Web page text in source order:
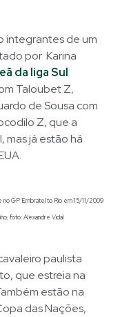
integrantes de um
por Karina
da liga Sul
Taloubet Z,
de Sousa com
Z, que a
mas já estão há
no GP Embratel to Rio em 15/11/2009
foto: Alexandre Vidal
paulista
que estreia na
estão na
das Nações,